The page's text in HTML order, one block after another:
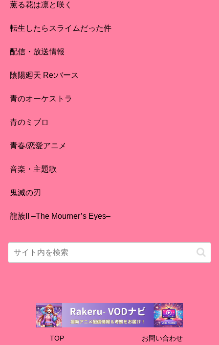
薫る花は凛と咲く
転生したらスライムだった件
配信・放送情報
陰陽廻天 Re:バース
青のオーケストラ
青のミブロ
青春/恋愛アニメ
音楽・主題歌
鬼滅の刃
龍族II –The Mourner’s Eyes–
TOP お問い合わせ